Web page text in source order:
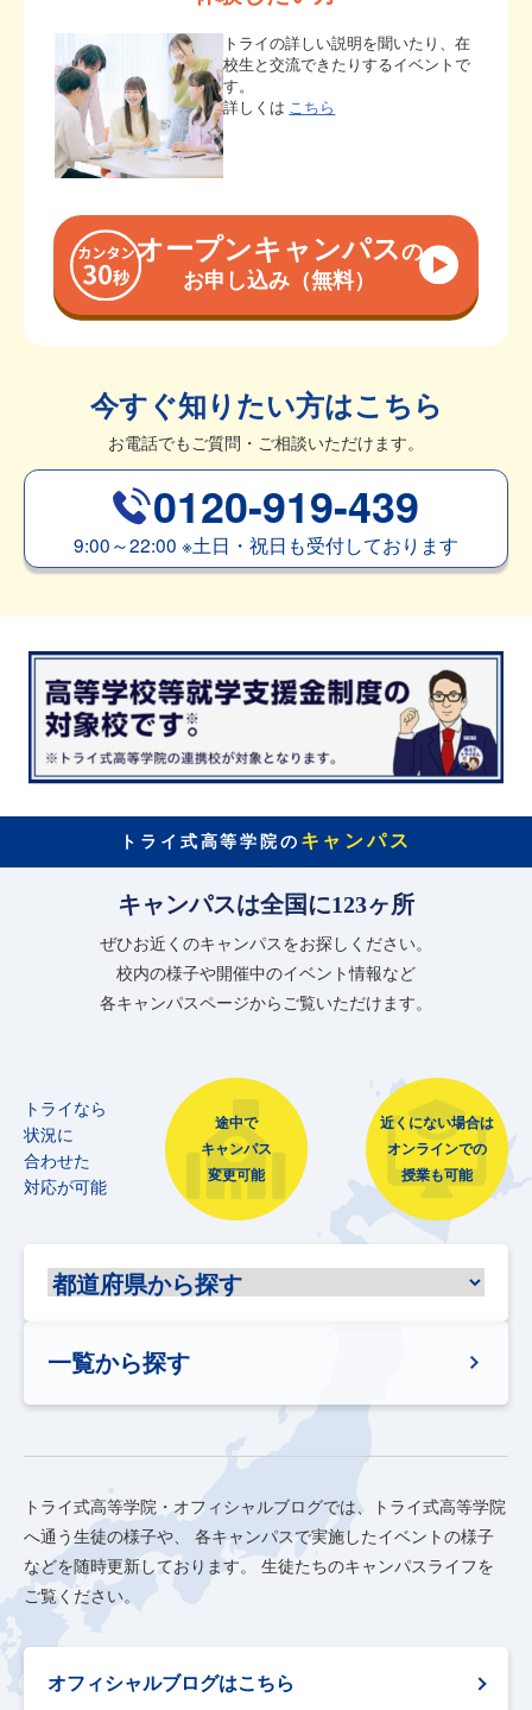
トライの詳しい説明を聞いたり、在
校生と交流できたりするイベントで
す。
詳しくは こちら
オープンキャンパスの
お申し込み（無料）
今すぐ知りたい方はこちら
お電話でもご質問・ご相談いただけます。
0120-919-439
9:00～22:00 ※土日・祝日も受付しております
トライ式高等学院の キャンパス
キャンパスは全国に123ヶ所
ぜひお近くのキャンパスをお探しください。
校内の様子や開催中のイベント情報など
各キャンパスページからご覧いただけます。
トライなら
状況に
合わせた
対応が可能
途中で
キャンパス
変更可能
近くにない場合は
オンラインでの
授業も可能
一覧から探す
トライ式高等学院・オフィシャルブログでは、トライ式高等学院
へ通う生徒の様子や、
各キャンパスで実施したイベントの様子
などを随時更新しております。
生徒たちのキャンパスライフを
ご覧ください。
オフィシャルブログはこちら